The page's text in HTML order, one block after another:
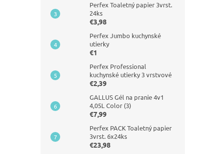
Perfex Toaletný papier 3vrst.
24ks
€3,98
Perfex Jumbo kuchynské
utierky
€1
Perfex Professional
kuchynské utierky 3 vrstvové
€2,39
GALLUS Gél na pranie 4v1
4,05L Color (3)
€7,99
Perfex PACK Toaletný papier
3vrst. 6x24ks
€23,98